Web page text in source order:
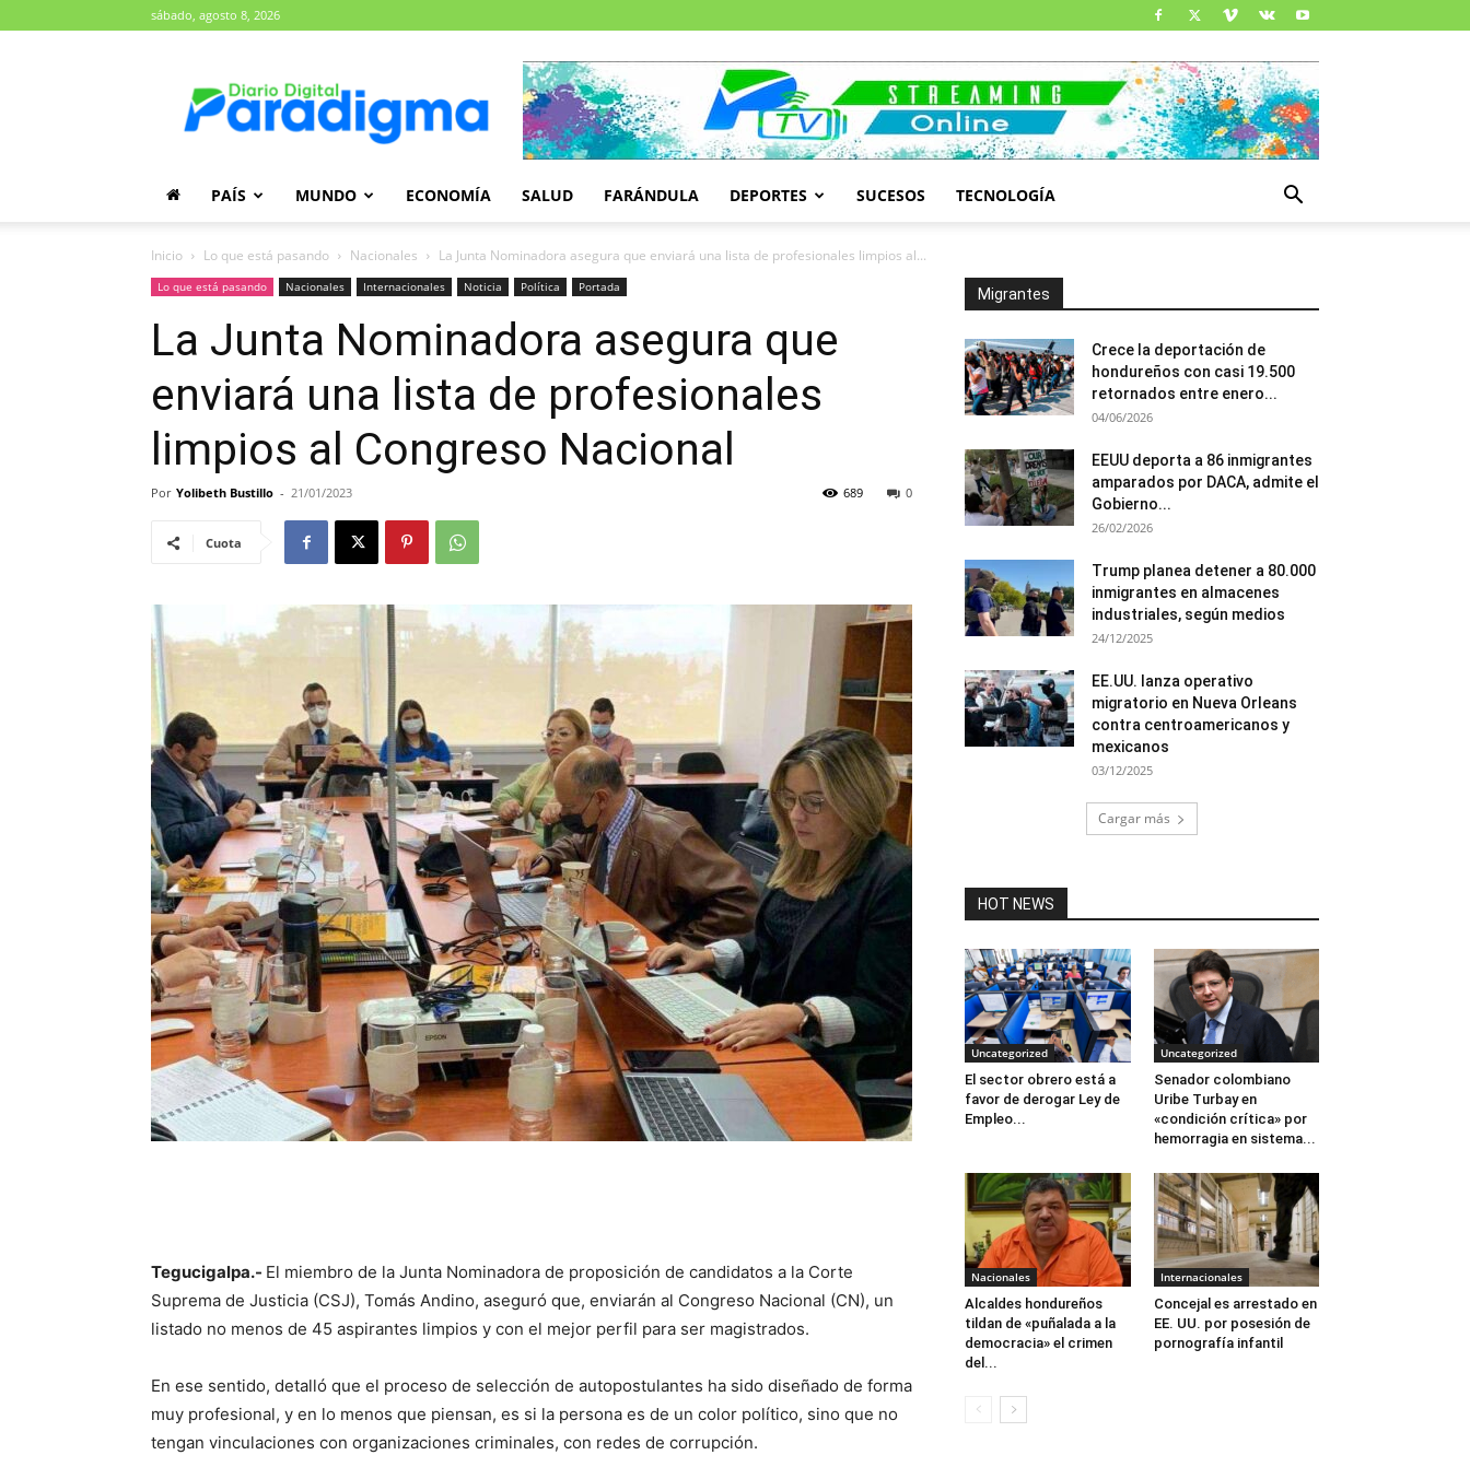
sábado, agosto 8, 2026
Paradigma
PAÍS MUNDO ECONOMÍA SALUD FARÁNDULA DEPORTES SUCESOS TECNOLOGÍA
Inicio Lo que está pasando Nacionales La Junta Nominadora asegura que enviará una lista de profesionales limpios al...
Lo que está pasando Nacionales Internacionales Noticia Política Portada
La Junta Nominadora asegura que
enviará una lista de profesionales
limpios al Congreso Nacional
Por Yolibeth Bustillo - 21/01/2023 0
689
Cuota
Tegucigalpa.- El miembro de la Junta Nominadora de proposición de candidatos a la Corte
Suprema de Justicia (CSJ), Tomás Andino, aseguró que, enviarán al Congreso Nacional (CN), un
listado no menos de 45 aspirantes limpios y con el mejor perfil para ser magistrados.
En ese sentido, detalló que el proceso de selección de autopostulantes ha sido diseñado de forma
muy profesional, y en lo menos que piensan, es si la persona es de un color político, sino que no
tengan vinculaciones con organizaciones criminales, con redes de corrupción.
Migrantes
Crece la deportación de
hondureños con casi 19.500
retornados entre enero...
04/06/2026
EEUU deporta a 86 inmigrantes
amparados por DACA, admite el
Gobierno...
26/02/2026
Trump planea detener a 80.000
inmigrantes en almacenes
industriales, según medios
24/12/2025
EE.UU. lanza operativo
migratorio en Nueva Orleans
contra centroamericanos y
mexicanos
03/12/2025
Cargar más
HOT NEWS
Uncategorized
El sector obrero está a
favor de derogar Ley de
Empleo...
Uncategorized
Senador colombiano
Uribe Turbay en
«condición crítica» por
hemorragia en sistema...
Nacionales
Alcaldes hondureños
tildan de «puñalada a la
democracia» el crimen
del...
Internacionales
Concejal es arrestado en
EE. UU. por posesión de
pornografía infantil